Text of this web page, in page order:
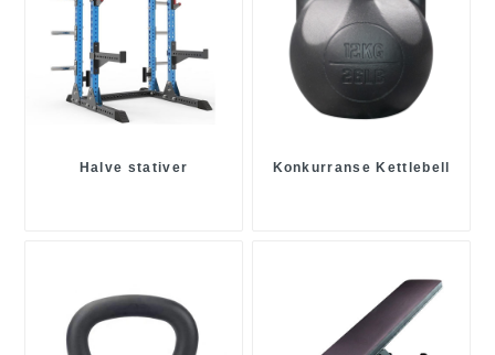
Halve stativer Konkurranse Kettlebell